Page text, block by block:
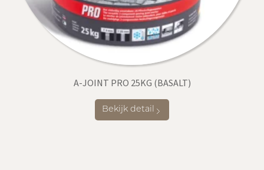
A-JOINT PRO 25KG (BASALT)
Bekijk detail